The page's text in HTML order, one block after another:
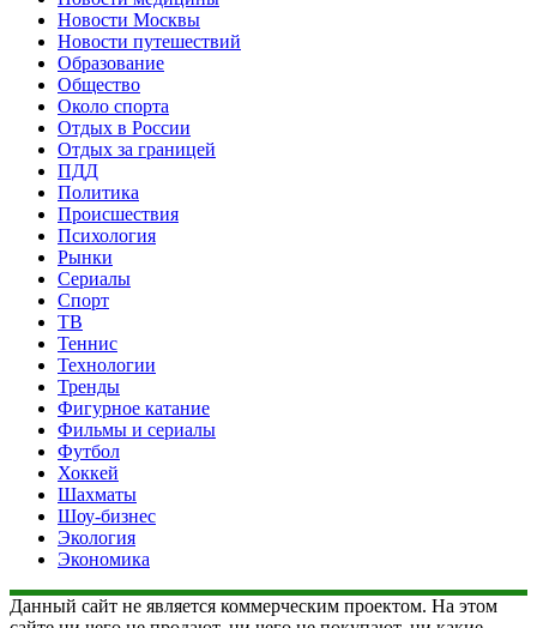
Новости Москвы
Новости путешествий
Образование
Общество
Около спорта
Отдых в России
Отдых за границей
ПДД
Политика
Происшествия
Психология
Рынки
Сериалы
Спорт
ТВ
Теннис
Технологии
Тренды
Фигурное катание
Фильмы и сериалы
Футбол
Хоккей
Шахматы
Шоу-бизнес
Экология
Экономика
Данный сайт не является коммерческим проектом. На этом